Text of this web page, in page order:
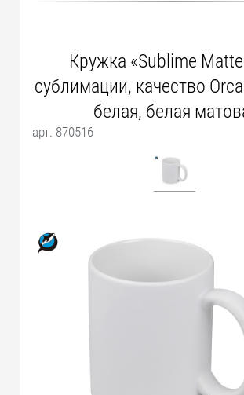
Кружка «Sublime
сублимации, качество
белая, белая
арт. 870516